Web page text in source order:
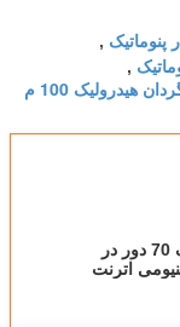
پنوماتیک ,
,
اتصال دورانی هیدرولیک 70 دور در دقیقه ، مفصل گردان هیدرولیک 100 م
مفصل چرخشی هیدرولیک 70 دور در
اترنت